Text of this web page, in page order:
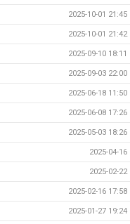
2025-10-01 21:45
2025-10-01 21:42
2025-09-10 18:11
2025-09-03 22:00
2025-06-18 11:50
2025-06-08 17:26
2025-05-03 18:26
2025-04-16
2025-02-22
2025-02-16 17:58
2025-01-27 19:24